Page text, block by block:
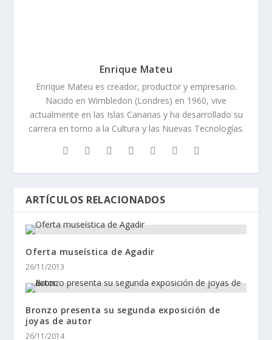
Enrique Mateu
Enrique Mateu es creador, productor y empresario.
Nacido en Wimbledon (Londres) en 1960, vive
actualmente en las Islas Canarias y ha desarrollado su
carrera en torno a la Cultura y las Nuevas Tecnologías.
ARTÍCULOS RELACIONADOS
Oferta museística de Agadir
26/11/2013
Bronzo presenta su segunda exposición de
joyas de autor
26/11/2014